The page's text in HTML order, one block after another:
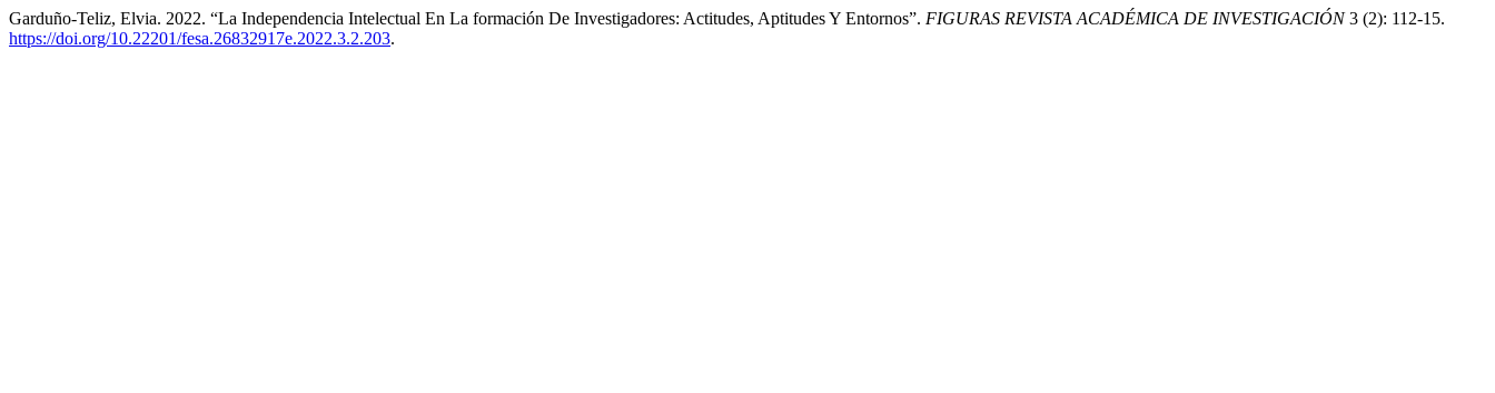
Garduño-Teliz, Elvia. 2022. “La Independencia Intelectual En La formación De Investigadores: Actitudes, Aptitudes Y Entornos”. FIGURAS REVISTA ACADÉMICA DE INVESTIGACIÓN3 (2): 112-15.
https://doi.org/10.22201/fesa.26832917e.2022.3.2.203.